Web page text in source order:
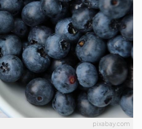
pixabay.com